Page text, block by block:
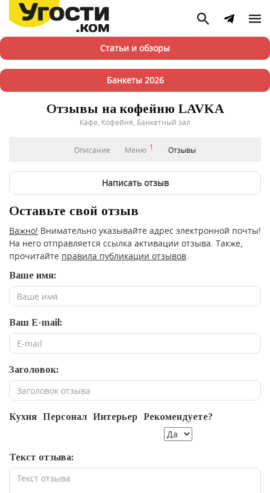
Статьи и обзоры
Банкеты 2026
Отзывы на кофейню LAVKA
Кафе, Кофейня, Банкетный зал
Описание Меню 1 Отзывы
Написать отзыв
Оставьте свой отзыв
Важно! Внимательно указывайте адрес электронной почты!
На него отправляется ссылка активации отзыва. Также,
прочитайте правила публикации отзывов.
Ваше имя:
Ваш E-mail:
Заголовок:
Кухня Персонал Интерьер Рекомендуете?
Текст отзыва: